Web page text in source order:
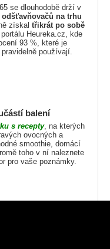
se dlouhodobě drží v
na trhu
získal třikrát po sobě
Heureka.cz, kde
93 %, které je
používají.
balení
s recepty, na kterých
ovocných a
smoothie, domácí
toho v ní naleznete
pro vaše poznámky.